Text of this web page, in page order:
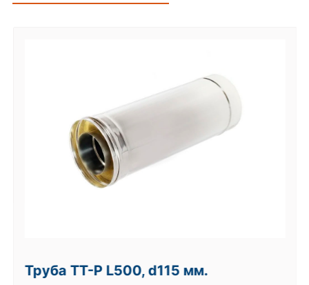
Труба ТТ-Р L500, d115 мм.